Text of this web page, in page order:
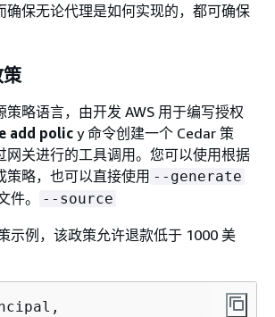
确保无论代理是如何实现的，都可确保
策
策略语言，由开发 AWS 用于编写授权
add polic y 命令创建一个 Cedar 策
网关进行的工具调用。您可以使用根据
策略，也可以直接使用 --generate
件。 --source
示例，该政策允许退款低于 1000 美